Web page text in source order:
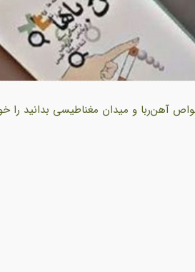
آهن‌ربا و میدان مغناطیسی بدانید را